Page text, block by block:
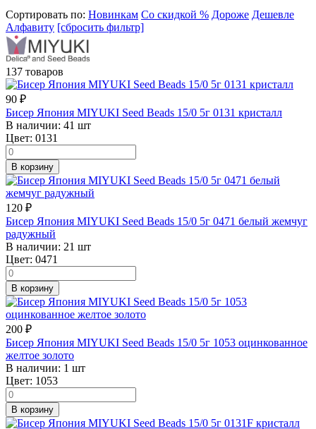
Сортировать по: Новинкам Со скидкой % Дороже Дешевле
Алфавиту [сбросить фильтр]
137 товаров
90 ₽
Бисер Япония MIYUKI Seed Beads 15/0 5г 0131 кристалл
В наличии: 41 шт
Цвет: 0131
В корзину
120 ₽
Бисер Япония MIYUKI Seed Beads 15/0 5г 0471 белый жемчуг
радужный
В наличии: 21 шт
Цвет: 0471
В корзину
200 ₽
Бисер Япония MIYUKI Seed Beads 15/0 5г 1053 оцинкованное
желтое золото
В наличии: 1 шт
Цвет: 1053
В корзину